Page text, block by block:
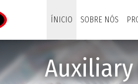
ÍNICIO
SOBRE NÓS